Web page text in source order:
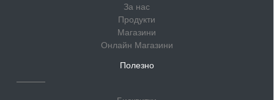
За нас
Продукти
Магазини
Онлайн Магазини
Полезно